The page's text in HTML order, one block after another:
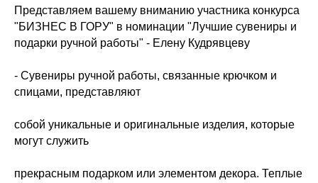
Представляем вашему вниманию участника конкурса
"БИЗНЕС В ГОРУ" в номинации "Лучшие сувениры и
подарки ручной работы" - Елену Кудрявцеву
- Сувениры ручной работы, связанные крючком и
спицами, представляют
собой уникальные и оригинальные изделия, которые
могут служить
прекрасным подарком или элементом декора. Теплые